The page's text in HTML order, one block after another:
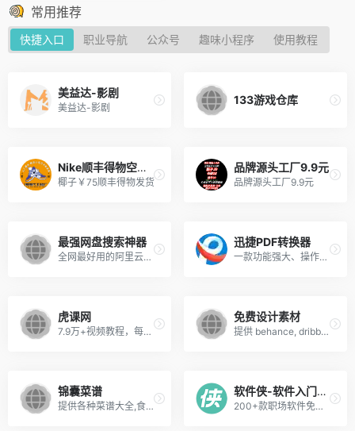
常用推荐
快捷入口 职业导航 公众号 趣味小程序 使用教程
美益达-影剧
美益达-影剧
133游戏仓库
Nike顺丰得物空军￥65
椰子￥75顺丰得物发货
品牌源头工厂9.9元
品牌源头工厂9.9元
最强网盘搜索神器
全网最好用的阿里云盘资源搜索引擎
迅捷PDF转换器
一款功能强大、操作简单的PDF...
虎课网
7.9万+视频教程，每天免费学习，虎课网是超过1800万用户信赖的自学平台,拥有海量设计、绘画、摄影、办公软件、职业技能等优质的高清教程视频,用户可以根据行业和兴趣爱好,自主选择学习内容,每天免费学习。
免费设计素材
提供 behance, dribbble, CM国外知名网站的UI, 图标, 样机Mockups, 纹理, Sketch, PPT模板, PS笔刷 , 水彩画等资源，更新前端设计、设计教程、设计理论、设计工具和设计欣赏等资讯内容
锦囊菜谱
提供各种菜谱大全,食谱大全,家常菜做法大全,丰富的菜谱大全，一个菜谱分享的平台
软件侠-软件入门学习
200+款职场软件免费学，提供平面设计、影视动画、办公、UI设计、环艺建筑、游戏制作、工业产品、数据分析和编程开发等多款职业软件的入门视频教程,学软件,就上软件侠